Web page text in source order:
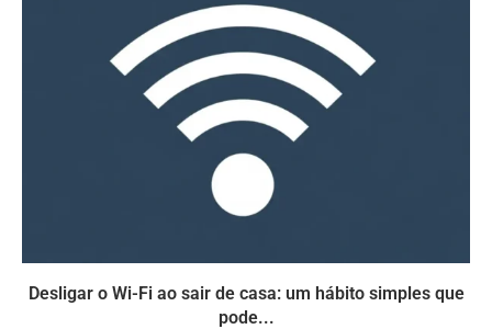
Desligar o Wi-Fi ao sair de casa: um hábito simples que
pode...